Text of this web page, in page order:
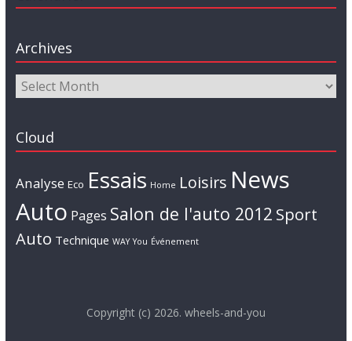
Archives
Cloud
Analyse Eco Essais Home Loisirs News
Auto Pages Salon de l'auto 2012 Sport
Auto Technique WAY You Événement
Copyright (c) 2026. wheels-and-you